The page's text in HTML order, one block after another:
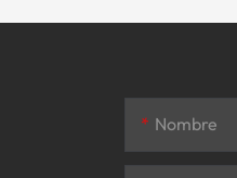
Nombre